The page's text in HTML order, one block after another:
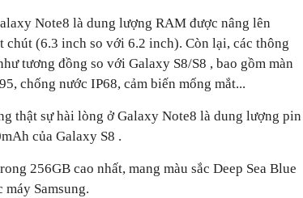
Note8 là dung lượng RAM được nâng lên
chút (6.3 inch so với 6.2 inch). Còn lại, các thông
tương đồng so với Galaxy S8/S8 , bao gồm màn
chống nước IP68, cảm biến mống mắt...
thật sự hài lòng ở Galaxy Note8 là dung lượng pin
của Galaxy S8 .
256GB cao nhất, mang màu sắc Deep Sea Blue
Samsung.